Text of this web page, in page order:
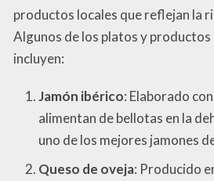
productos locales que reflejan la
Algunos de los platos y
incluyen:
Jamón ibérico: Elaborado
alimentan de bellotas en la
uno de los mejores jamones
Queso de oveja: Producido